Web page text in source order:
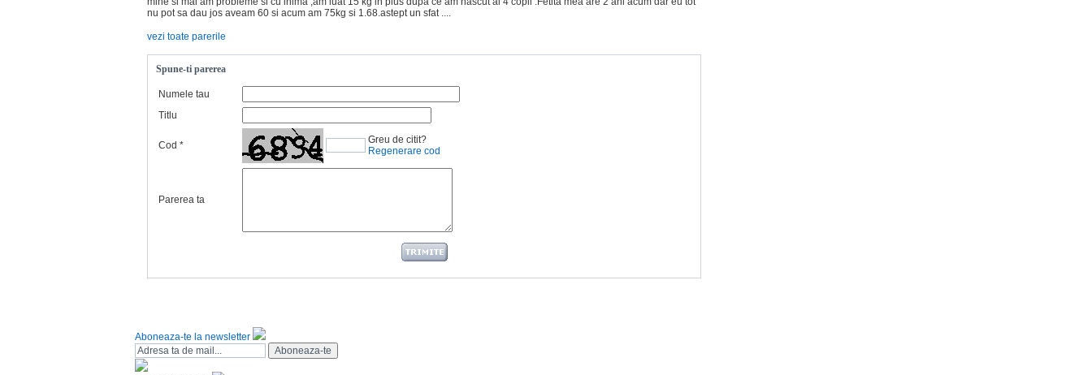
nu pot sa dau jos aveam 60 si acum am 75kg si 1.68.astept un sfat ....
vezi toate parerile
Spune-ti parerea
Numele tau
Titlu
Cod *
Greu de citit?
Regenerare cod
Parerea ta
Aboneaza-te la newsletter